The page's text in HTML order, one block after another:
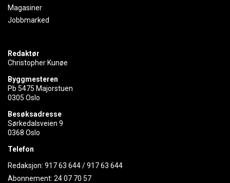
Magasiner
Jobbmarked
Redaktør
Christopher Kunøe
Byggmesteren
Pb 5475 Majorstuen
0305 Oslo
Besøksadresse
Sørkedalsveien 9
0368 Oslo
Telefon
Redaksjon: 917 63 644/917 63 644
Abonnement: 24 07 70 57